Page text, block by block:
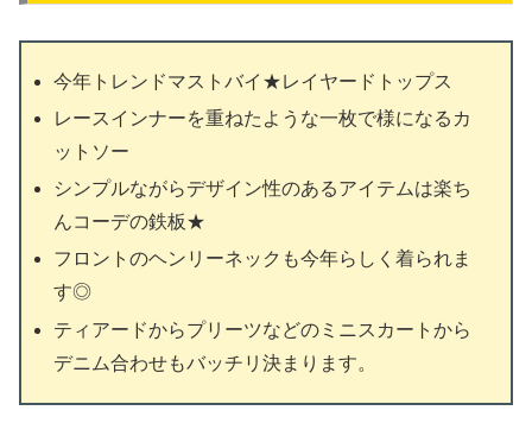
今年トレンドマストバイ★レイヤードトップス
レースインナーを重ねたような一枚で様になるカ
ットソー
シンプルながらデザイン性のあるアイテムは楽ち
んコーデの鉄板★
フロントのヘンリーネックも今年らしく着られま
す◎
ティアードからプリーツなどのミニスカートから
デニム合わせもバッチリ決まります。